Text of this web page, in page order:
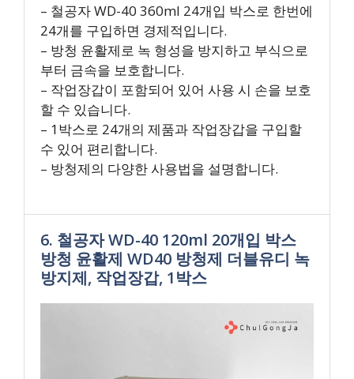
– 철공자 WD-40 360ml 24개입 박스로 한번에
24개를 구입하면 경제적입니다.
– 방청 윤활제로 녹 형성을 방지하고 부식으로
부터 금속을 보호합니다.
– 작업장갑이 포함되어 있어 사용 시 손을 보호
할 수 있습니다.
– 1박스로 24개의 제품과 작업장갑을 구입할
수 있어 편리합니다.
– 방청제의 다양한 사용법을 설명합니다.
6. 철공자 WD-40 120ml 20개입 박스
방청 윤활제 WD40 방청제 더블유디 녹
방지제, 작업장갑, 1박스